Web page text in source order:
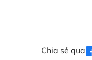
Chia sẻ qua